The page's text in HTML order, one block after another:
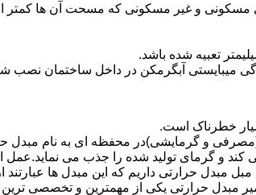
میبایستی آبگرمکن در داخل ساختمان نصب
خطرناک است.
و گرمایشی)در محفظه ای به نام
کند و گرمای تولید شده را جذب می
حرارتی داریم که این مبدل ها عبارتند
مبدل حرارتی یکی از مهمترین و تخصصی ترین